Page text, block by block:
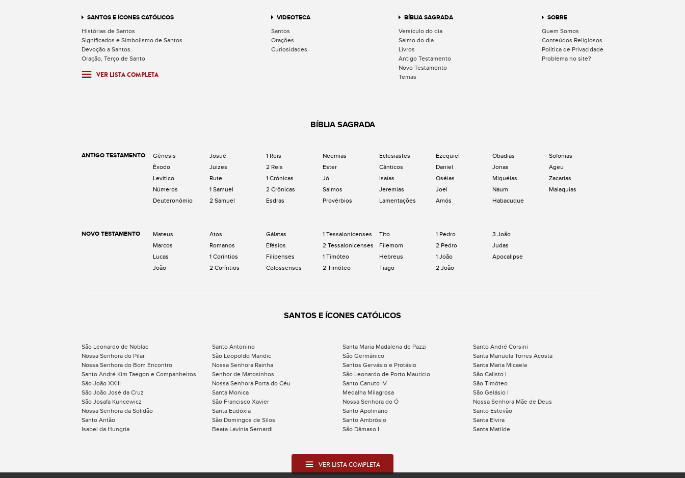
SANTOS E ÍCONES CATÓLICOS
Histórias de Santos
Significados e Simbolismo de Santos
Devoção a Santos
Oração, Terço de Santo
VER LISTA COMPLETA
VIDEOTECA
Santos
Orações
Curiosidades
BÍBLIA SAGRADA
Versículo do dia
Salmo do dia
Livros
Antigo Testamento
Novo Testamento
Temas
SOBRE
Quem Somos
Conteúdos Religiosos
Política de Privacidade
Problema no site?
BÍBLIA SAGRADA
ANTIGO TESTAMENTO
Gênesis
Êxodo
Levítico
Números
Deuteronômio
Josué
Juizes
Rute
1 Samuel
2 Samuel
1 Reis
2 Reis
1 Crônicas
2 Crônicas
Esdras
Neemias
Ester
Jó
Salmos
Provérbios
Eclesiastes
Cânticos
Isaías
Jeremias
Lamentações
Ezequiel
Daniel
Oséias
Joel
Amós
Obadias
Jonas
Miquéias
Naum
Habacuque
Sofonias
Ageu
Zacarias
Malaquias
NOVO TESTAMENTO
Mateus
Marcos
Lucas
João
Atos
Romanos
1 Coríntios
2 Coríntios
Gálatas
Efésios
Filipenses
Colossenses
1 Tessalonicenses
2 Tessalonicenses
1 Timóteo
2 Timóteo
Tito
Filemom
Hebreus
Tiago
1 Pedro
2 Pedro
1 João
2 João
3 João
Judas
Apocalipse
SANTOS E ÍCONES CATÓLICOS
São Leonardo de Noblac Santo Antonino Santa Maria Madalena de Pazzi
Santo André Corsini
Nossa Senhora do Pilar
São Leopoldo Mandic São Germânico
Santa Manuela Torres Acosta
Nossa Senhora do Bom Encontro
Nossa Senhora Rainha Santos Gervásio e Protásio
Santa Maria Micaela
Santo André Kim Taegon e Companheiros
Senhor de Matosinhos São Leonardo de Porto Maurício
São Calisto I
São João XXIII
Nossa Senhora Porta do Céu Santo Canuto IV
São Timóteo
São João José da Cruz
Santa Monica Medalha Milagrosa
São Gelásio I
São Josafa Kuncewicz
São Francisco Xavier Nossa Senhora do Ó
Nossa Senhora Mãe de Deus
Nossa Senhora da Solidão
Santa Eudóxia Santo Apolinário
Santo Estevão
Santo Antão
São Domingos de Silos Santo Ambrósio
Santa Elvira
Isabel da Hungria
Beata Lavínia Sernardi São Dâmaso I Santa Matilde
VER LISTA COMPLETA